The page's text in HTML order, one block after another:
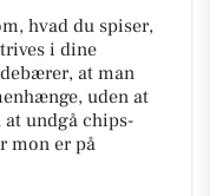
hvad du spiser,
i dine
at man
uden at
at undgå chips-
mon er på